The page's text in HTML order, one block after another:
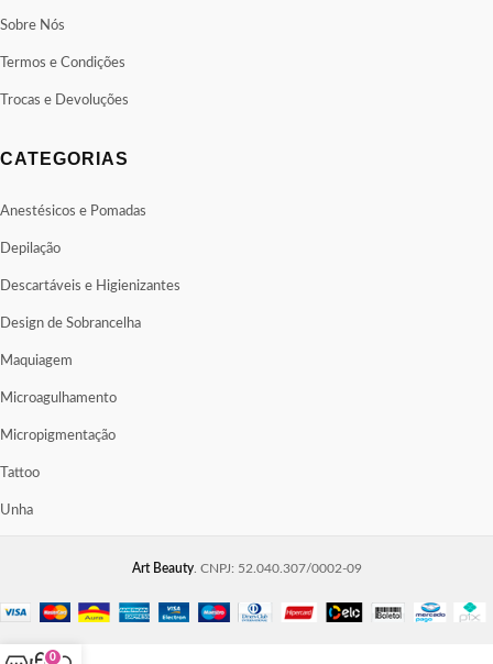
Sobre Nós
Termos e Condições
Trocas e Devoluções
CATEGORIAS
Anestésicos e Pomadas
Depilação
Descartáveis e Higienizantes
Design de Sobrancelha
Maquiagem
Microagulhamento
Micropigmentação
Tattoo
Unha
Art Beauty. CNPJ: 52.040.307/0002-09
0